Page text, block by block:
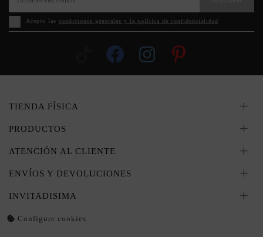
Acepto las condiciones generales y la política de confidencialidad
TIENDA FÍSICA
PRODUCTOS
ATENCIÓN AL CLIENTE
ENVÍOS Y DEVOLUCIONES
INVITADISIMA
Configure cookies